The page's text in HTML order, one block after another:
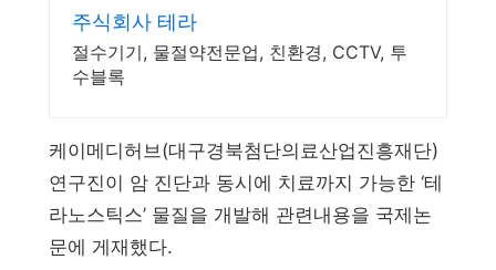
주식회사 테라
절수기기, 물절약전문업, 친환경, CCTV, 투
수블록
케이메디허브(대구경북첨단의료산업진흥재단)
연구진이 암 진단과 동시에 치료까지 가능한 ‘테
라노스틱스’ 물질을 개발해 관련내용을 국제논
문에 게재했다.